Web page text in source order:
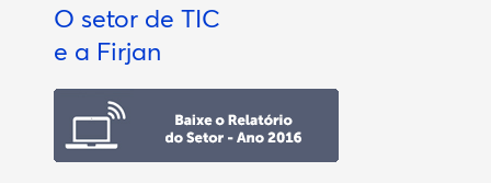
O setor de TIC
e a Firjan